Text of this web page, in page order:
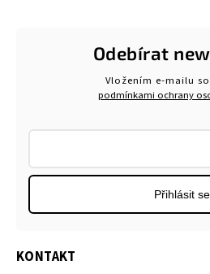
KONTAKT
Odebírat
Vložením e-mailu
podmínkami ochrany
Přihlásit se